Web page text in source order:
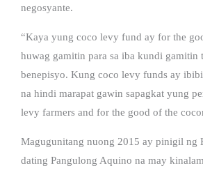
negosyante.
“Kaya yung coco levy fund ay for the
huwag gamitin para sa iba kundi gamitin
benepisyo. Kung coco levy funds ay
na hindi marapat gawin sapagkat yung
levy farmers and for the good of the
Magugunitang nuong 2015 ay pinigil ng
dating Pangulong Aquino na may